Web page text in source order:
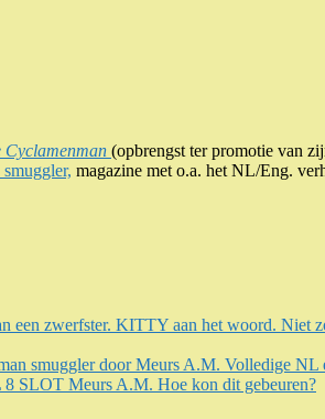
Cyclamenman (opbrengst ter promotie van
magazine met o.a. het NL/Eng.
zwerfster. KITTY aan het woord. Niet
smuggler door Meurs A.M. Volledige
Meurs A.M. Hoe kon dit gebeuren?